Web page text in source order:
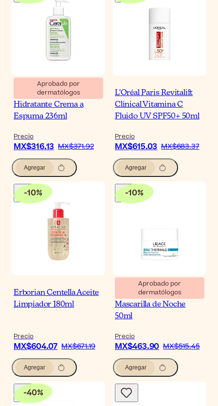
Aprobado por
dermatólogos
CeraVe Limpiador
Hidratante Crema a
Espuma 236ml
Precio
MX$316.13 MX$371.92
Agregar
L'Oréal Paris Revitalift
Clinical Vitamina C
Fluido UV SPF50+ 50ml
Precio
MX$615.03 MX$683.37
Agregar
-10%
Erborian Centella Aceite
Limpiador 180ml
Precio
MX$604.07 MX$671.19
Agregar
-10%
Aprobado por
dermatólogos
Uriage Eau Thermale
Mascarilla de Noche
50ml
Precio
MX$463.90 MX$515.45
Agregar
-40%